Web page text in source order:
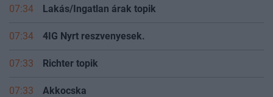
07:34 Lakás/Ingatlan árak topik
07:34 4IG Nyrt reszvenyesek.
07:33 Richter topik
07:33 Akkocska